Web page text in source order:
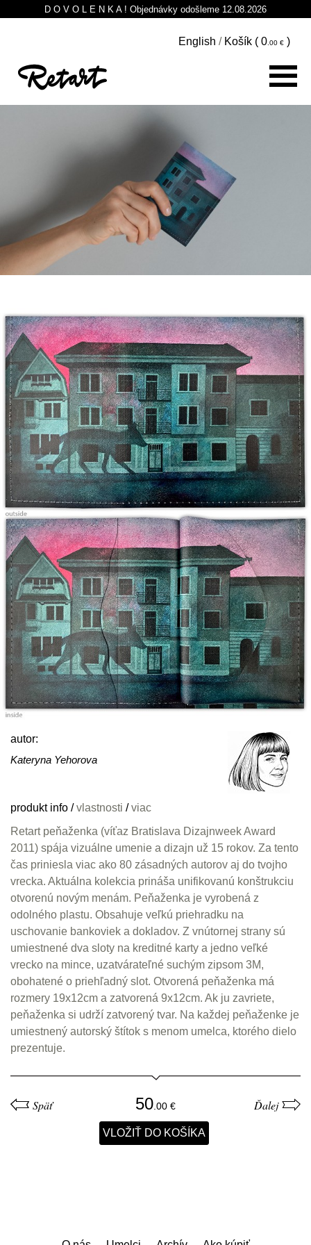
D O V O L E N K A ! Objednávky odošleme 12.08.2026
English / Košík ( 0 )
autor:
Kateryna Yehorova
produkt info /vlastnosti /viac
Retart peňaženka (víťaz Bratislava Dizajnweek Award
2011) spája vizuálne umenie a dizajn už 15 rokov. Za tento
čas priniesla viac ako 80 zásadných autorov aj do tvojho
vrecka. Aktuálna kolekcia prináša unifikovanú konštrukciu
otvorenú novým menám. Peňaženka je vyrobená z
odolného plastu. Obsahuje veľkú priehradku na
uschovanie bankoviek a dokladov. Z vnútornej strany sú
umiestnené dva sloty na kreditné karty a jedno veľké
vrecko na mince, uzatvárateľné suchým zipsom 3M,
obohatené o priehľadný slot. Otvorená peňaženka má
rozmery 19x12cm a zatvorená 9x12cm. Ak ju zavriete,
peňaženka si udrží zatvorený tvar. Na každej peňaženke je
umiestnený autorský štítok s menom umelca, ktorého dielo
prezentuje.
Späť Ďalej
50